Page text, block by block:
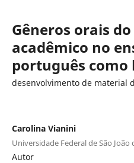
Gêneros orais
acadêmico no
português
desenvolvimento de material
Carolina Vianini
Universidade Federal de São João
Autor